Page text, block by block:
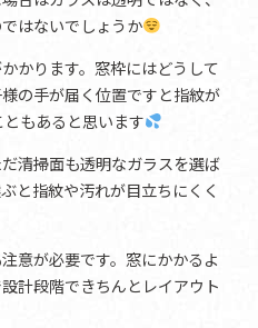
はないでしょうか
かります。窓枠にはどうして
の手が届く位置ですと指紋が
ともあると思います
清掃面も透明なガラスを選ば
と指紋や汚れが目立ちにくく
意が必要です。窓にかかるよ
計段階できちんとレイアウト